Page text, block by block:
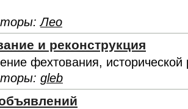
Лео
и реконструкция
фехтования, исторической
gleb